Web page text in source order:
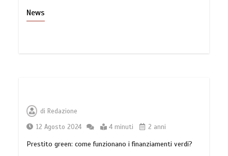
News
di Redazione
12 Agosto 2024
4 minuti 2 anni
Prestito green: come funzionano i finanziamenti verdi?